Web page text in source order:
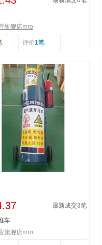
旗舰店mro
评价1笔
最新成交3笔
车
旗舰店mro